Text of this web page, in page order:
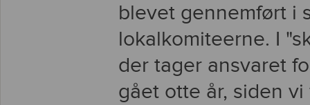
blevet gennemført i
lokalkomiteerne. I
der tager ansvaret
gået otte år, siden